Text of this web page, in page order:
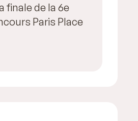
finale de la 6e
Paris Place